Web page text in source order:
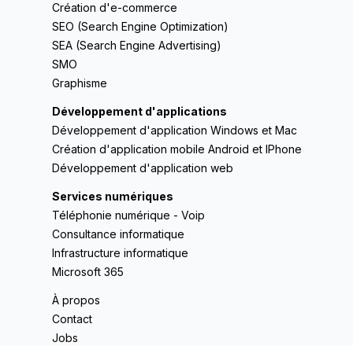
Création d'e-commerce
SEO (Search Engine Optimization)
SEA (Search Engine Advertising)
SMO
Graphisme
Développement d'applications
Développement d'application Windows et Mac
Création d'application mobile Android et IPhone
Développement d'application web
Services numériques
Téléphonie numérique - Voip
Consultance informatique
Infrastructure informatique
Microsoft 365
À propos
Contact
Jobs